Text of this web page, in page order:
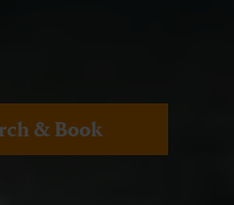
& Book